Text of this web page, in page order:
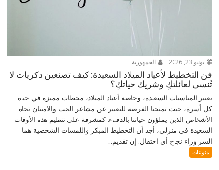
يونيو 23, 2026 الجمهورية
فن التخطيط لأعياد الميلاد السعيدة: كيف تصنعين ذكريات لا
تُنسى لعائلتكِ وشريك حياتكِ؟
تعتبر المناسبات السعيدة، وخاصة أعياد الميلاد، محطات مميزة في حياة
كل أسرة، حيث تمنحنا الفرصة للتعبير عن مشاعر الحب والامتنان تجاه
الأشخاص الذين يملؤون حياتنا بالدفء. كمشرفة على تنظيم هذه الأوقات
السعيدة في منزلي، أجد أن التخطيط المبكر واللمسات الشخصية هما
السر وراء نجاح أي احتفال. إن تقديم...
منوعات